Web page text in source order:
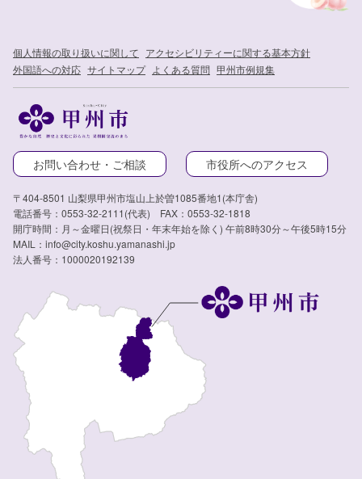
個人情報の取り扱いに関して アクセシビリティーに関する基本方針
外国語への対応 サイトマップ よくある質問 甲州市例規集
お問い合わせ・ご相談 市役所へのアクセス
〒404-8501 山梨県甲州市塩山上於曽1085番地1(本庁舎)
電話番号：0553-32-2111(代表) FAX：0553-32-1818
開庁時間：月～金曜日(祝祭日・年末年始を除く) 午前8時30分～午後5時15分
MAIL：info@city.koshu.yamanashi.jp
法人番号：1000020192139